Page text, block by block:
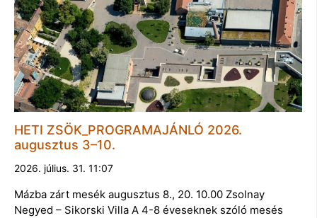
HETI ZSÖK_PROGRAMAJÁNLÓ 2026.
augusztus 3–10.
2026. július. 31. 11:07
Mázba zárt mesék augusztus 8., 20. 10.00 Zsolnay
Negyed – Sikorski Villa A 4-8 éveseknek szóló mesés